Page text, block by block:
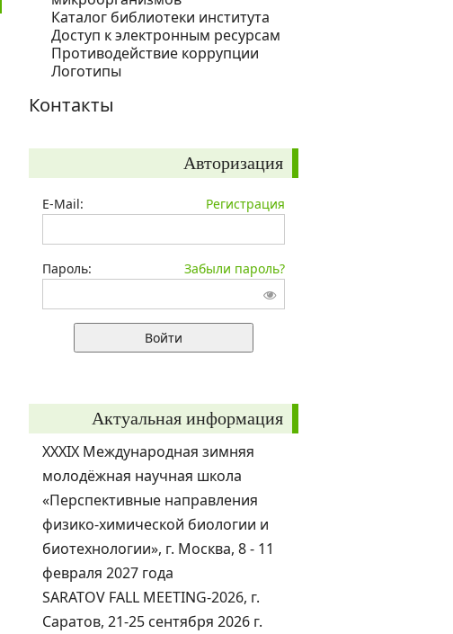
Каталог библиотеки института
Доступ к электронным ресурсам
Противодействие коррупции
Логотипы
Контакты
Авторизация
E-Mail: Регистрация
Пароль: Забыли пароль?
Актуальная информация
XXXIX Международная зимняя
молодёжная научная школа
«Перспективные направления
физико-химической биологии и
биотехнологии», г. Москва, 8 - 11
февраля 2027 года
SARATOV FALL MEETING-2026, г.
Саратов, 21-25 сентября 2026 г.